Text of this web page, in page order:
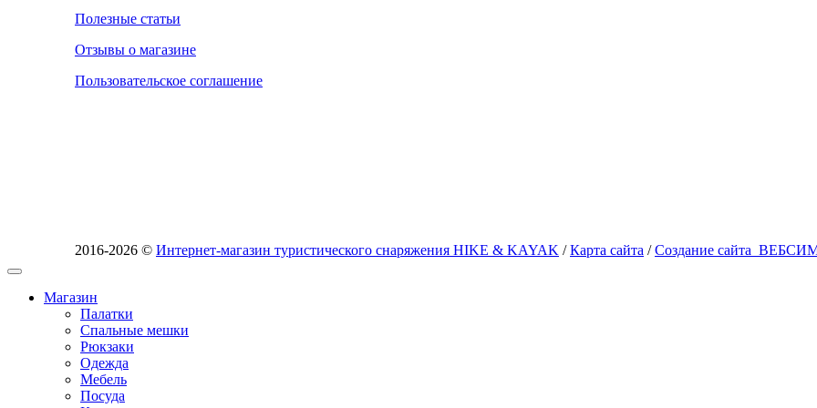
Полезные статьи
Отзывы о магазине
Пользовательское соглашение
2016-2026 © Интернет-магазин туристического снаряжения HIKE & KAYAK /Карта сайта /Создание сайта
Магазин
Палатки
Спальные мешки
Рюкзаки
Одежда
Мебель
Посуда